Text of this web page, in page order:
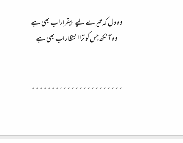
وہ دل کہ تیرے لیے بیقرار اب بھی ہے
وہ آنکھ جس کو ترا انتظار اب بھی ہے
۔۔۔۔۔۔۔۔۔۔۔۔۔۔۔۔۔۔۔۔۔۔۔